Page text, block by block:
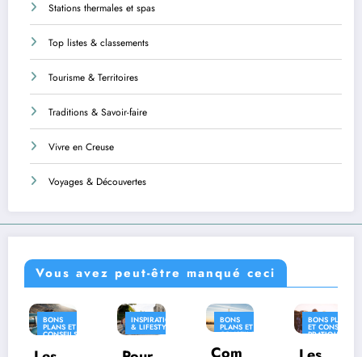
Stations thermales et spas
Top listes & classements
Tourisme & Territoires
Traditions & Savoir-faire
Vivre en Creuse
Voyages & Découvertes
Vous avez peut-être manqué ceci
INSPIRATION
& LIFESTYLE
BONS
PLANS ET
CONSEILS
BONS PLANS
ET CONSEILS
PRATIQUES
INSPIRATION
INSPIRATION
& LIFESTYLE